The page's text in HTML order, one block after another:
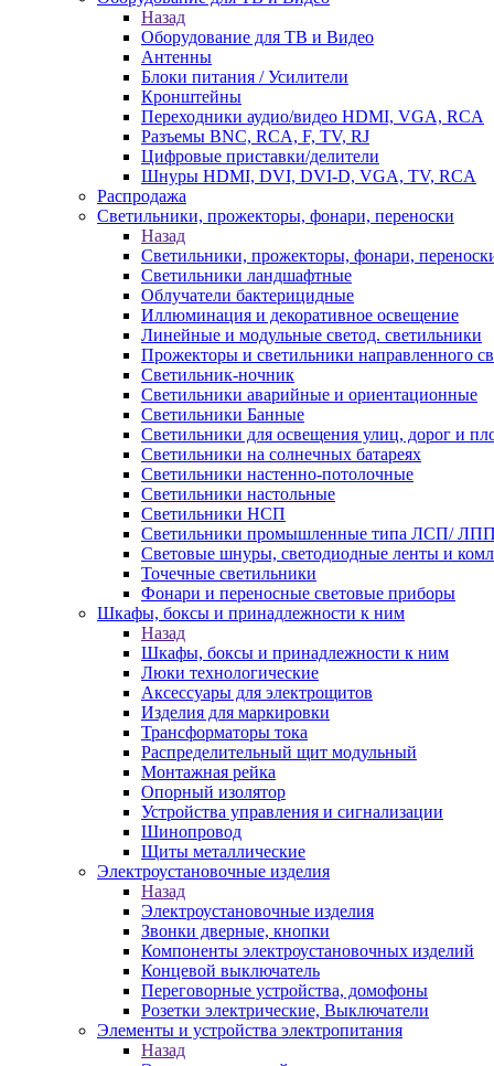
Назад
Оборудование для ТВ и Видео
Антенны
Блоки питания / Усилители
Кронштейны
Переходники аудио/видео HDMI, VGA, RCA
Разъемы BNС, RCA, F, TV, RJ
Цифровые приставки/делители
Шнуры HDMI, DVI, DVI-D, VGA, TV, RCA
Распродажа
Светильники, прожекторы, фонари, переноски
Назад
Светильники, прожекторы, фонари,
Светильники ландшафтные
Облучатели бактерицидные
Иллюминация и декоративное освещение
Линейные и модульные светод. светильники
Прожекторы и светильники направленного
Светильник-ночник
Светильники аварийные и ориентационные
Светильники Банные
Светильники для освещения улиц, дорог и
Светильники на солнечных батареях
Светильники настенно-потолочные
Светильники настольные
Светильники НСП
Светильники промышленные типа ЛСП/
Световые шнуры, светодиодные ленты и
Точечные светильники
Фонари и переносные световые приборы
Шкафы, боксы и принадлежности к ним
Назад
Шкафы, боксы и принадлежности к ним
Люки технологические
Аксессуары для электрощитов
Изделия для маркировки
Трансформаторы тока
Распределительный щит модульный
Монтажная рейка
Опорный изолятор
Устройства управления и сигнализации
Шинопровод
Щиты металлические
Электроустановочные изделия
Назад
Электроустановочные изделия
Звонки дверные, кнопки
Компоненты электроустановочных изделий
Концевой выключатель
Переговорные устройства, домофоны
Розетки электрические, Выключатели
Элементы и устройства электропитания
Назад